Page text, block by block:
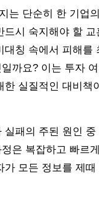
는 단순히 한 기업
드시 숙지해야 할 교
칭 속에서 피해를
까요? 이는 투자 여
한 실질적인 대비책
실패의 주된 원인 중
은 복잡하고 빠르
가 모든 정보를 제때